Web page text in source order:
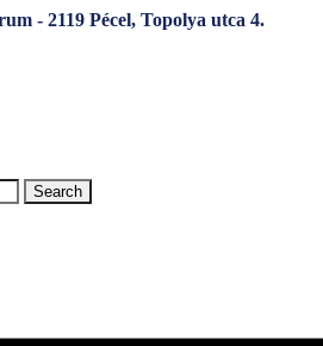
- 2119 Pécel, Topolya utca 4.
Search